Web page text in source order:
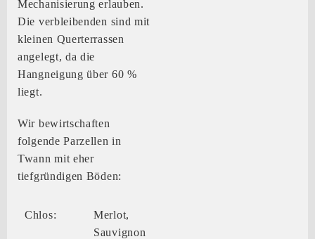
Mechanisierung erlauben.
Die verbleibenden sind mit
kleinen Querterrassen
angelegt, da die
Hangneigung über 60 %
liegt.
Wir bewirtschaften
folgende Parzellen in
Twann mit eher
tiefgründigen Böden:
Chlos:
Merlot,
Sauvignon